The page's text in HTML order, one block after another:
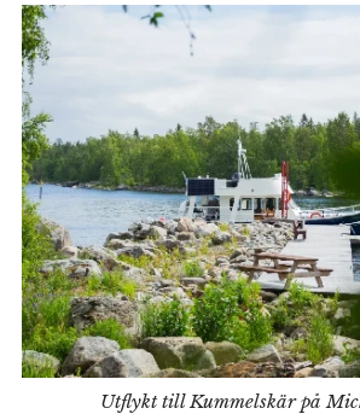
Utflykt till Kummelskär på